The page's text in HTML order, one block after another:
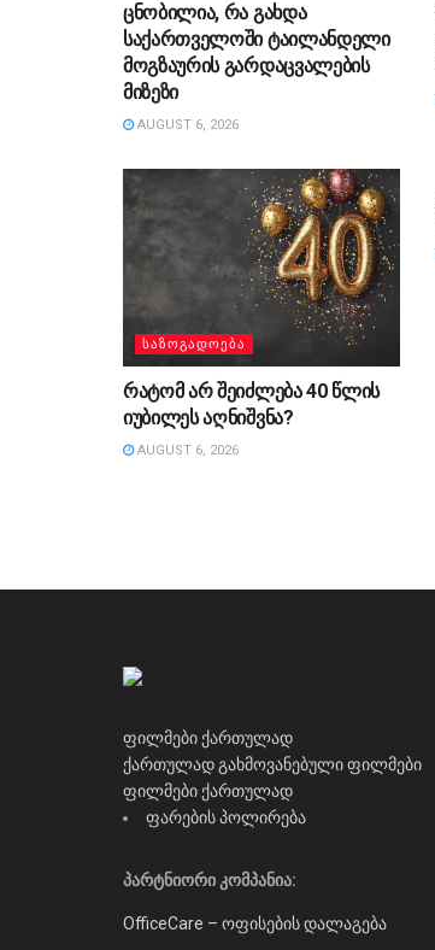
ცნობილია, რა გახდა
საქართველოში ტაილანდელი
მოგზაურის გარდაცვალების
მიზეზი
AUGUST 6, 2026
ᲡᲐᲖᲝᲒᲐᲓᲝᲔᲑᲐ
რატომ არ შეიძლება 40 წლის
იუბილეს აღნიშვნა?
AUGUST 6, 2026
ფილმები ქართულად
ქართულად გახმოვანებული ფილმები
ფილმები ქართულად
ფარების პოლირება
პარტნიორი კომპანია:
OfficeCare – ოფისების დალაგება